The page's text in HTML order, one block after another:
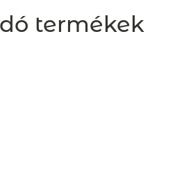
termékek